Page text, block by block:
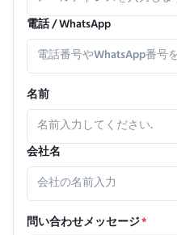
電話 / WhatsApp
名前
会社名
問い合わせメッセージ*